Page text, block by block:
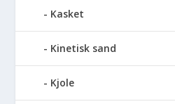
Kasket
Kinetisk sand
Kjole